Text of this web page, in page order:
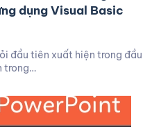
dụng Visual Basic
đầu tiên xuất hiện trong đầu
trong…